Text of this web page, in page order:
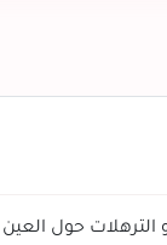
الترهلات حول